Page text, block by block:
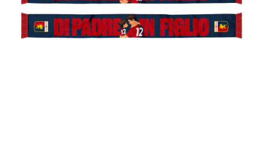
Prima squadra
Genoa x Rolling Stone